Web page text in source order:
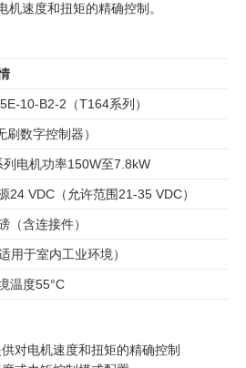
速度和扭矩的精确控制。
10-B2-2（T164系列）
刷数字控制器）
列电机功率150W至7.8kW
24 VDC（允许范围21-35 VDC）
（含连接件）
用于室内工业环境）
温度55°C
供对电机速度和扭矩的精确控制